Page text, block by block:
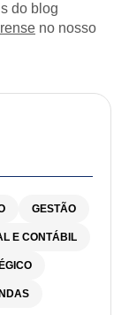
do blog
no nosso
GESTÃO
E CONTÁBIL